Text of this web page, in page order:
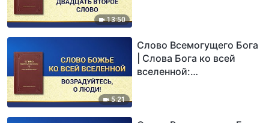
13:50
5:21
Слово Всемогущего Бога
| Слова Бога ко всей
вселенной: